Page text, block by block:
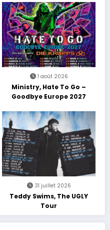
1 août 2026
Ministry, Hate To Go –
Goodbye Europe 2027
31 juillet 2026
Teddy Swims, The UGLY
Tour